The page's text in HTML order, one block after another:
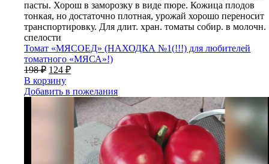
пасты. Хорош в заморозку в виде пюре. Кожица плодов
тонкая, но достаточно плотная, урожай хорошо переносит
транспортировку. Для длит. хран. томаты собир. в молочн.
спелости
Томат «МЯСОЕД» (НАХОДКА №1(!!!) для любителей
томатного «МЯСА»!)
198₽ 124 ₽
В корзину
Добавить в пожелания